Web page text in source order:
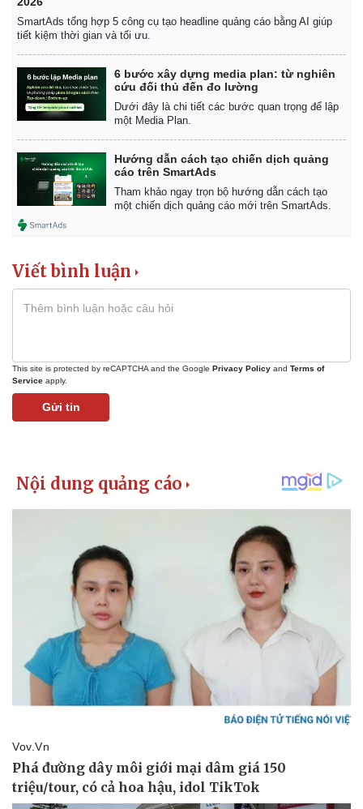
Kinh tế
Bất động sản
Khởi nghiệp
Thị trường
SmartAds tổng hợp 5 công cụ tạo headline quảng cáo bằng AI giúp
tiết kiệm thời gian và tối ưu.
6 bước xây dựng media plan: từ nghiên
cứu đối thủ đến đo lường
Dưới đây là chi tiết các bước quan trọng để lập
một Media Plan.
Hướng dẫn cách tạo chiến dịch quảng
cáo trên SmartAds
Tham khảo ngay trọn bộ hướng dẫn cách tạo
một chiến dịch quảng cáo mới trên SmartAds.
Viết bình luận
This site is protected by reCAPTCHA and the Google Privacy Policy and Terms of
Service apply.
Gửi tin